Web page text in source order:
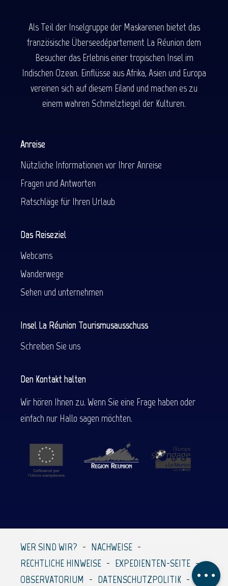
Beschreibung
Kommentare
Als Teil der Inselgruppe der Maskarenen bietet das
französische Überseedépartement La Réunion dem
Besucher das Erlebnis einer tropischen Insel im
Indischen Ozean. Einflüsse aus Afrika, Asien und Europa
vereinen sich auf diesem Eiland und machen es zu
einem wahren Schmelztiegel der Kulturen.
Anreise
Nützliche Informationen vor Ihrer Anreise
Fragen und Antworten
Ratschläge für Ihren Urlaub
Das Reiseziel
Webcams
Wanderwege
Sehen und unternehmen
Insel La Réunion Tourismusausschuss
Schreiben Sie uns
Den Kontakt halten
Wir hören Ihnen zu. Wenn Sie eine Frage haben oder
einfach nur Hallo sagen möchten.
WER SIND WIR?
NACHWEISE
RECHTLICHE HINWEISE
EXPEDIENTEN-SEITE
OBSERVATORIUM
DATENSCHUTZPOLITIK